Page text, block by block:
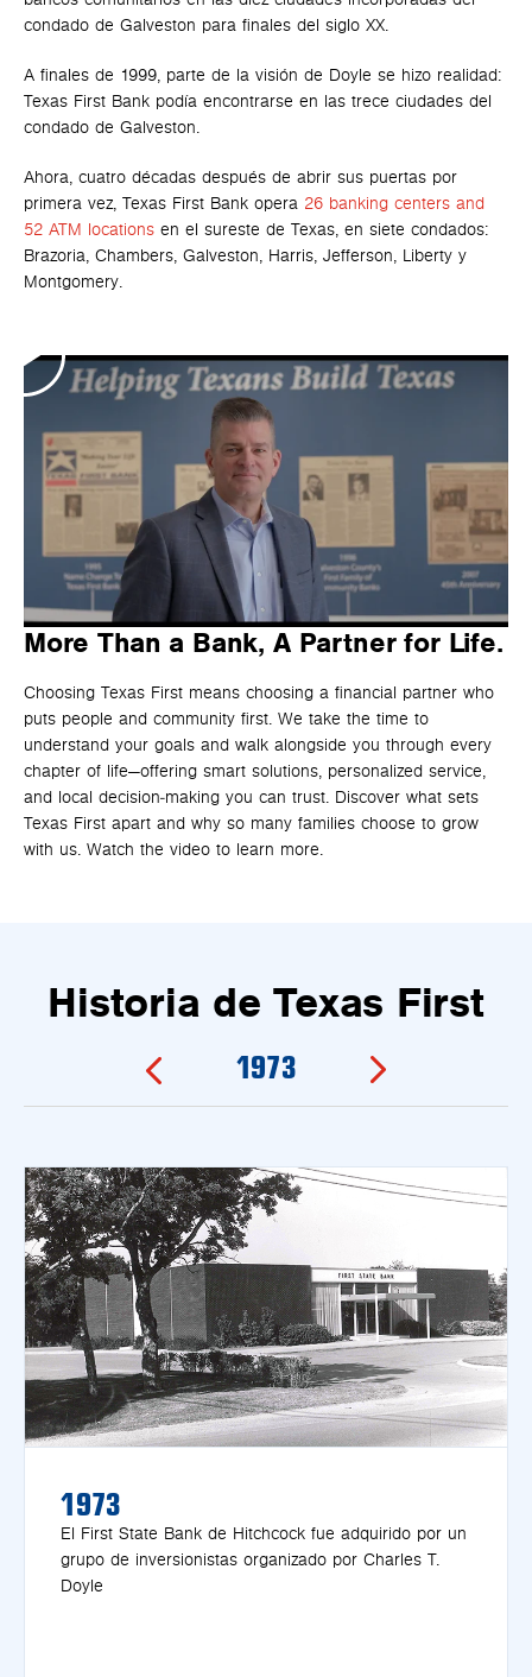
condado de Galveston para finales del siglo XX.
A finales de 1999, parte de la visión de Doyle se hizo realidad:
Texas First Bank podía encontrarse en las trece ciudades del
condado de Galveston.
Ahora, cuatro décadas después de abrir sus puertas por
primera vez, Texas First Bank opera 26 banking centers and
52 ATM locations en el sureste de Texas, en siete condados:
Brazoria, Chambers, Galveston, Harris, Jefferson, Liberty y
Montgomery.
More Than a Bank, A Partner for Life.
Choosing Texas First means choosing a financial partner who
puts people and community first. We take the time to
understand your goals and walk alongside you through every
chapter of life—offering smart solutions, personalized service,
and local decision‑making you can trust. Discover what sets
Texas First apart and why so many families choose to grow
with us. Watch the video to learn more.
Historia de Texas First
1973
1973
El First State Bank de Hitchcock fue adquirido por un
grupo de inversionistas organizado por Charles T.
Doyle